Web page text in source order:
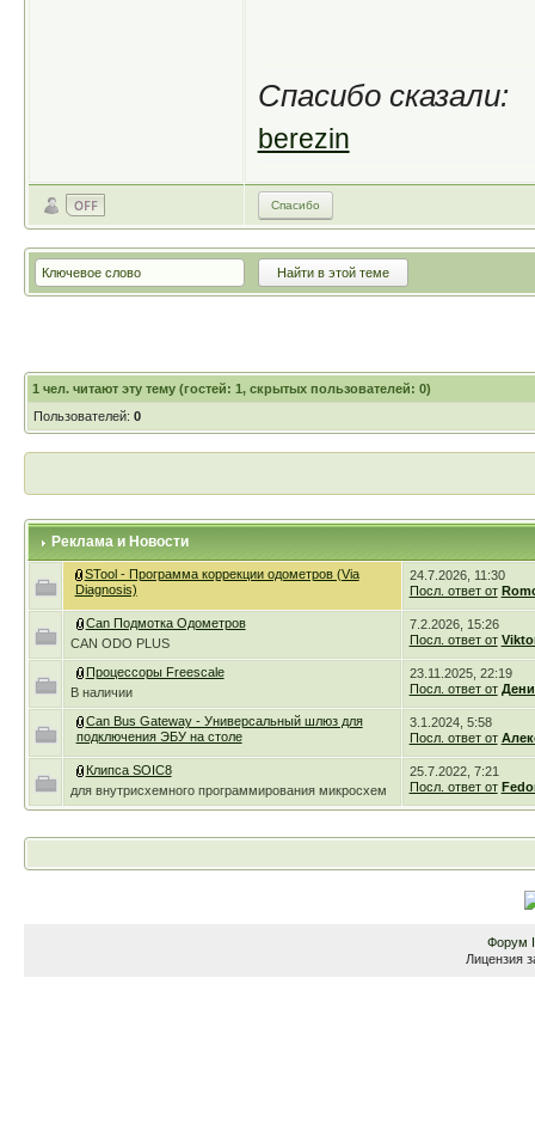
Спасибо сказали:
berezin
Спасибо
1 чел. читают эту тему (гостей: 1, скрытых пользователей: 0)
Пользователей: 0
Реклама и Новости
STool - Программа коррекции одометров (Via
Diagnosis)
24.7.2026, 11:30
Посл. ответ от
Can Подмотка Одометров
CAN ODO PLUS
7.2.2026, 15:26
Посл. ответ от
Процессоры Freescale
В наличии
23.11.2025, 22:19
Посл. ответ от
Can Bus Gateway - Универсальный шлюз для
подключения ЭБУ на столе
3.1.2024, 5:58
Посл. ответ от
Клипса SOIC8
для внутрисхемного программирования микросхем
25.7.2022, 7:21
Посл. ответ от
Форум
Лицензия